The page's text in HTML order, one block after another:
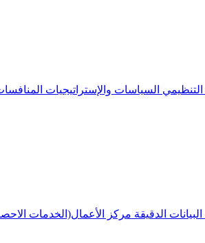
التنظيمي السياسات والإستراتيجيات
الدقيقة مركز الأعمال(الخدمات